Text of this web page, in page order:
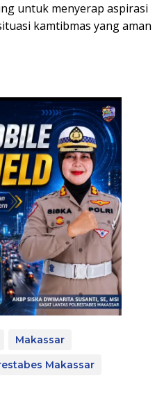
untuk menyerap aspirasi
kamtibmas yang aman
Makassar
Makassar